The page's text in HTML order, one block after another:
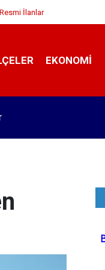
Resmi İlanlar
EKONOMI
yeni dönem başladı